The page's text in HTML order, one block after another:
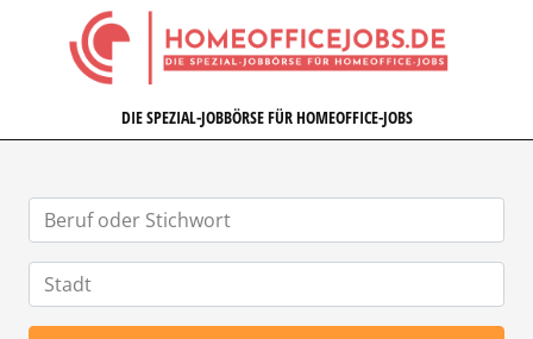
HOMEOFFICEJOBS.DE
DIE SPEZIAL-JOBBÖRSE FÜR HOMEOFFICE-JOBS